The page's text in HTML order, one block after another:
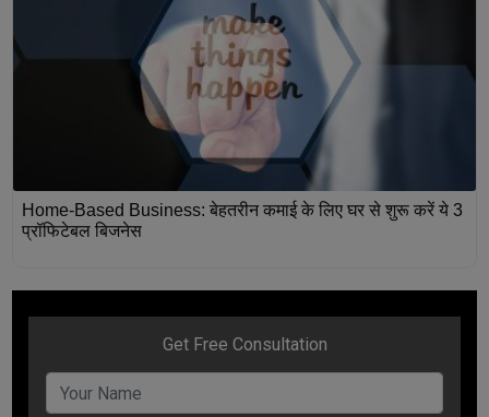
Home-Based Business: बेहतरीन कमाई के लिए घर से शुरू करें ये 3
प्रॉफिटेबल बिजनेस